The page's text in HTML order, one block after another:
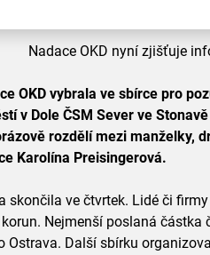
Nadace OKD nyní zjišťuje
OKD vybrala ve sbírce pro
v Dole ČSM Sever ve
rozdělí mezi manželky,
Karolína Preisingerová.
skončila ve čtvrtek. Lidé či
Nejmenší poslaná částka
Ostrava. Další sbírku